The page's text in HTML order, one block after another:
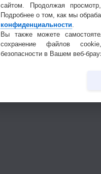
сайтом. Продолжая
Подробнее о том, как мы
конфиденциальности.
Вы также можете
сохранение файлов
безопасности в Вашем веб-